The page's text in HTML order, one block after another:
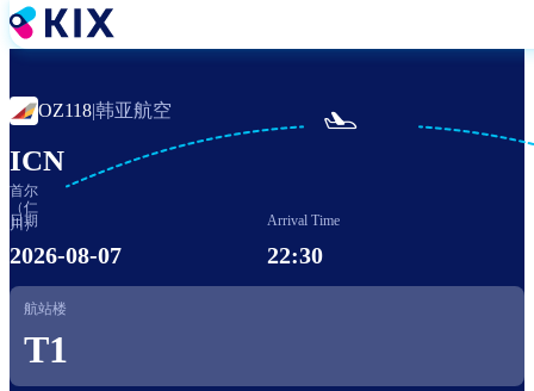
跳
转
主
要
容
OZ118|韩亚航空
ICN
首尔
（仁
川）

日期
2026-08-07
Arrival Time
22:30
航站楼
T1